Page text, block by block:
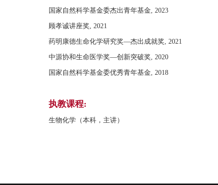
国家自然科学基金委杰出青年基金, 2023
顾孝诚讲座奖, 2021
药明康德生命化学研究奖—杰出成就奖, 2021
中源协和生命医学奖—创新突破奖, 2020
国家自然科学基金委优秀青年基金, 2018
执教课程:
生物化学（本科，主讲）